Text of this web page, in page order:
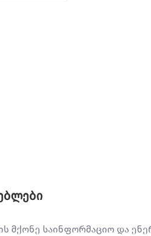
მქონე საინფორმაციო და